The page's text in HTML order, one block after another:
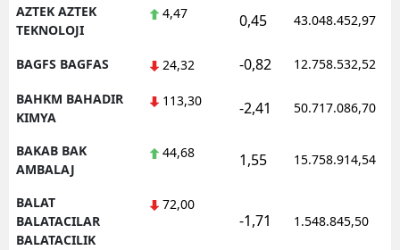
AZTEK AZTEK
TEKNOLOJI
4,47 0,45 43.048.452,97
BAGFS BAGFAS 24,32 -0,82 12.758.532,52
BAHKM BAHADIR
KIMYA
113,30 -2,41 50.717.086,70
BAKAB BAK
AMBALAJ
44,68 1,55 15.758.914,54
BALAT
BALATACILAR
BALATACILIK
72,00
-1,71 1.548.845,50